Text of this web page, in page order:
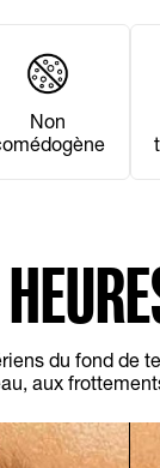
Non
du fond de
aux